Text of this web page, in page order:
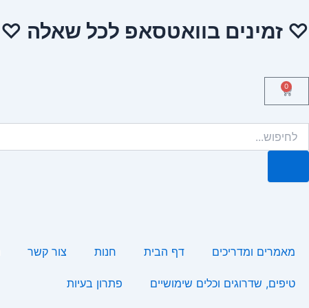
לתוכן
♡ זמינים בוואטסאפ לכל שאלה ♡
0
עגלת
קניות
מאמרים ומדריכים דף הבית חנות צור קשר
טיפים, שדרוגים וכלים שימושיים פתרון בעיות